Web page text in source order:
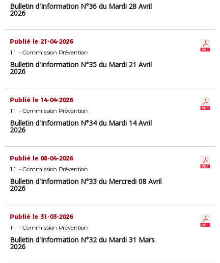
Bulletin d'Information N°36 du Mardi 28 Avril
2026
Publié le 21-04-2026
11 - Commission Prévention
Bulletin d'Information N°35 du Mardi 21 Avril
2026
Publié le 14-04-2026
11 - Commission Prévention
Bulletin d'Information N°34 du Mardi 14 Avril
2026
Publié le 08-04-2026
11 - Commission Prévention
Bulletin d'Information N°33 du Mercredi 08 Avril
2026
Publié le 31-03-2026
11 - Commission Prévention
Bulletin d'Information N°32 du Mardi 31 Mars
2026